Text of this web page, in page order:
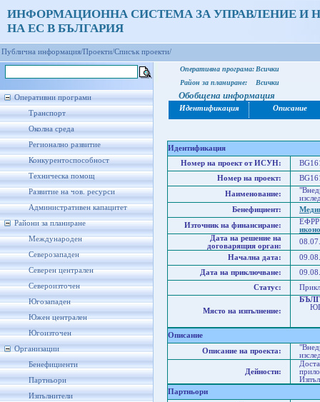
ИНФОРМАЦИОННА СИСТЕМА ЗА УПРАВЛЕНИЕ И
НА ЕС В БЪЛГАРИЯ
Публична информация/Проекти/Списък проекти/
Оперативни програми
Транспорт
Околна среда
Регионално развитие
Конкурентоспособност
Техническа помощ
Развитие на чов. ресурси
Административен капацитет
Райони за планиране
Международен
Северозападен
Северен централен
Североизточен
Югозападен
Южен централен
Югоизточен
Организации
Бенефициенти
Партньори
Изпълнители
Оперативна програма: Всички
Район за планиране:
Всички
Обобщена информация
Идентификация Описание
Идентификация
Номер на проект от ИСУН:
Номер на проект:
Наименование:
Бенефициент:
Източник на финансиране:
Дата на решение на
договарящия орган:
Начална дата:
Дата на приключване:
Статус:
Място на изпълнение:
Описание
Описание на проекта:
Дейности:
Партньори